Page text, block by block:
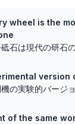
wheel is the
石は現代の研石
の実験的バージ
of the same